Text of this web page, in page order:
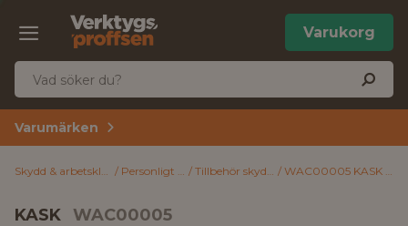
Varukorg
Varumärken
Skydd & arbetskläder Personligt skydd Tillbehör skyddshjälmar WAC00005 KASK Visirfäste till visir V2
KASK WAC00005